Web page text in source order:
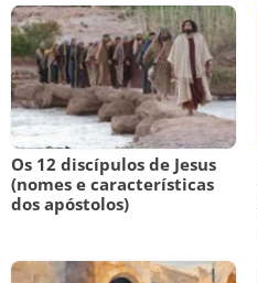
Os 12 discípulos de Jesus
(nomes e características
dos apóstolos)